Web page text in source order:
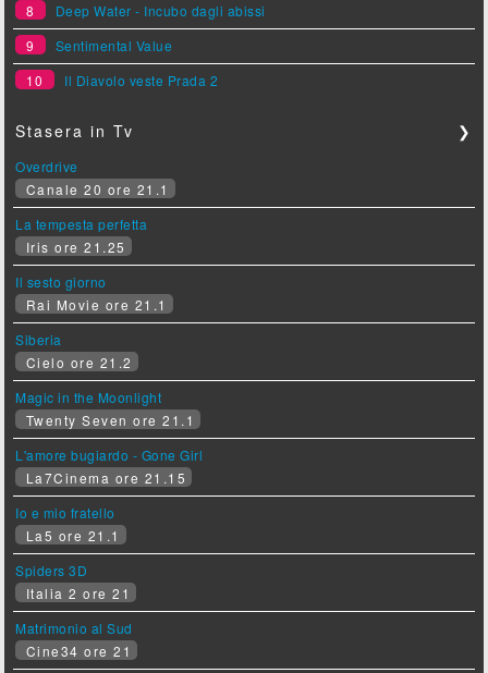
8
Deep Water - Incubo dagli abissi
9
Sentimental Value
10
Il Diavolo veste Prada 2
Stasera in Tv ❯
Overdrive
Canale 20 ore 21.1
La tempesta perfetta
Iris ore 21.25
Il sesto giorno
Rai Movie ore 21.1
Siberia
Cielo ore 21.2
Magic in the Moonlight
Twenty Seven ore 21.1
L'amore bugiardo - Gone Girl
La7Cinema ore 21.15
Io e mio fratello
La5 ore 21.1
Spiders 3D
Italia 2 ore 21
Matrimonio al Sud
Cine34 ore 21